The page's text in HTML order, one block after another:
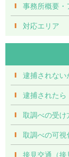
事務所概要・
対応エリア
逮捕されない
逮捕されたら
取調べの受け
取調べの可視
接見交通（接